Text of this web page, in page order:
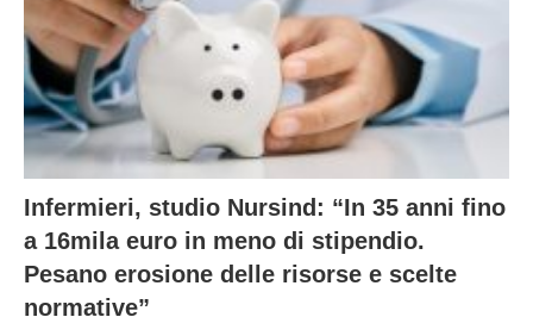
Infermieri, studio Nursind: “In 35 anni fino
a 16mila euro in meno di stipendio.
Pesano erosione delle risorse e scelte
normative”